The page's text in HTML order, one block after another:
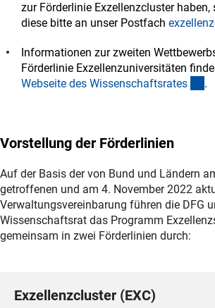
zur Förderlinie Exzellenzcluster haben,
diese bitte an unser Postfach
Informationen zur zweiten
Förderlinie Exzellenzuniversitäten
Webseite des Wissenschaftsrates .
Vorstellung der Förderlinien
Auf der Basis der von Bund und Ländern
getroffenen und am 4. November 2022
Verwaltungsvereinbarung führen die DFG
Wissenschaftsrat das Programm
gemeinsam in zwei Förderlinien durch:
Exzellenzcluster (EXC)